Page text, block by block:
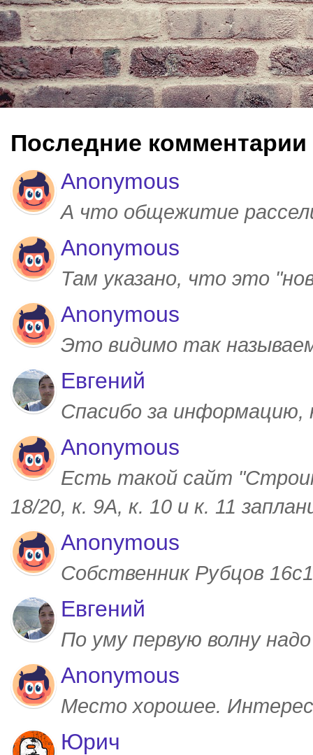
Последние комментарии
Anonymous
А что общежитие
Anonymous
Там указано, что это
Anonymous
Это видимо так
Евгений
Спасибо за
Anonymous
Есть такой сайт
18/20, к. 9А, к. 10 и к. 11
Anonymous
Собственник Рубцов
Евгений
По уму первую волну
Anonymous
Место хорошее.
Юрич